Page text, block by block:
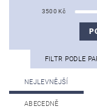
3500 Kč
FILTR PODLE
NEJLEVNĚJŠÍ
ABECEDNĚ